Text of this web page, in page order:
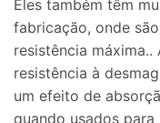
Eles também têm
fabricação, onde
resistência
resistência à
um efeito de
quando usados